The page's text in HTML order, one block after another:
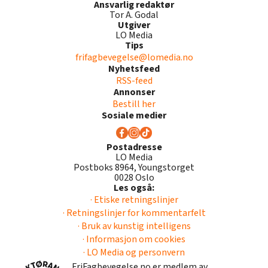
Ansvarlig redaktør
Tor A. Godal
Utgiver
LO Media
Tips
frifagbevegelse@lomedia.no
Nyhetsfeed
RSS-feed
Annonser
Bestill her
Sosiale medier
Postadresse
LO Media
Postboks 8964, Youngstorget
0028 Oslo
Les også:
· Etiske retningslinjer
· Retningslinjer for kommentarfelt
· Bruk av kunstig intelligens
· Informasjon om cookies
· LO Media og personvern